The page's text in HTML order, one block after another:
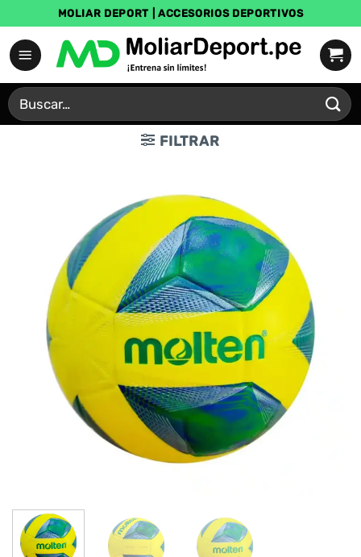
al
contenido
MOLIAR DEPORT | ACCESORIOS DEPORTIVOS
Buscar
por:
FILTRAR